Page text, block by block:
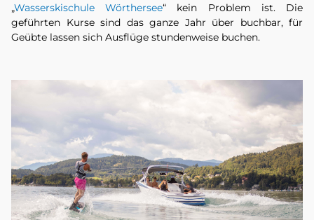
„Wasserskischule Wörthersee“ kein Problem ist. Die
geführten Kurse sind das ganze Jahr über buchbar, für
Geübte lassen sich Ausflüge stundenweise buchen.